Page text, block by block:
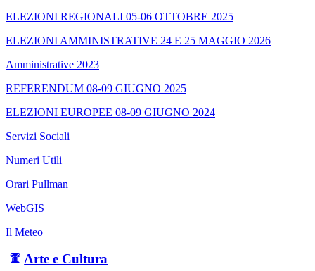
ELEZIONI REGIONALI 05-06 OTTOBRE 2025
ELEZIONI AMMINISTRATIVE 24 E 25 MAGGIO 2026
Amministrative 2023
REFERENDUM 08-09 GIUGNO 2025
ELEZIONI EUROPEE 08-09 GIUGNO 2024
Servizi Sociali
Numeri Utili
Orari Pullman
WebGIS
Il Meteo
Arte e Cultura